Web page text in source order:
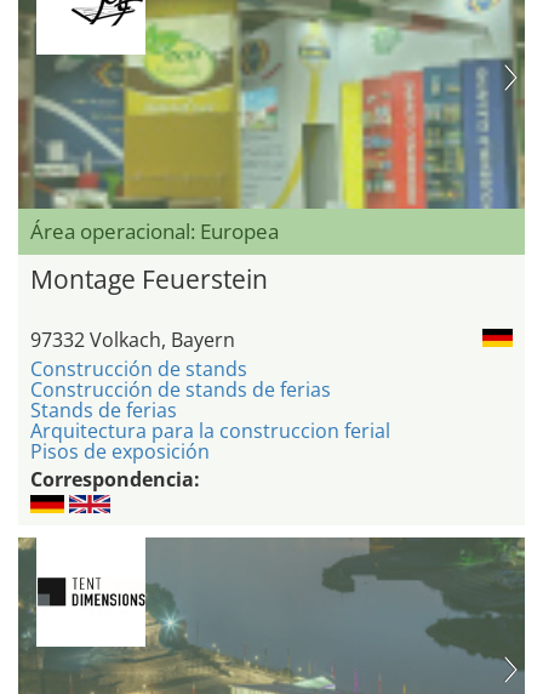
Área operacional: Europea
Montage Feuerstein
97332 Volkach, Bayern
Construcción de stands
Construcción de stands de ferias
Stands de ferias
Arquitectura para la construccion ferial
Pisos de exposición
Correspondencia: